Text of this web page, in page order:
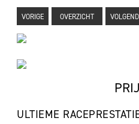
VORIGE OVERZICHT
ULTIEME